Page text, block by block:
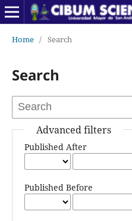
Home / Search
Search
Advanced filters
Published After
Published Before